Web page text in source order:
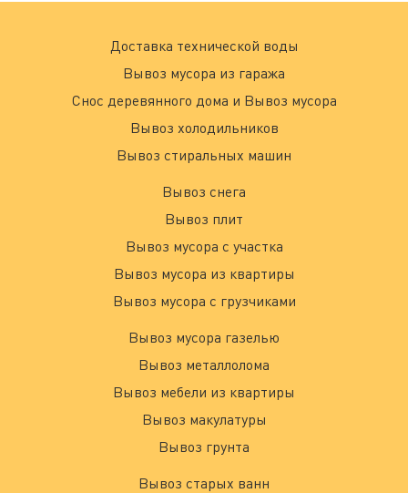
Доставка технической воды
Вывоз мусора из гаража
Снос деревянного дома и Вывоз мусора
Вывоз холодильников
Вывоз стиральных машин
Вывоз снега
Вывоз плит
Вывоз мусора с участка
Вывоз мусора из квартиры
Вывоз мусора с грузчиками
Вывоз мусора газелью
Вывоз металлолома
Вывоз мебели из квартиры
Вывоз макулатуры
Вывоз грунта
Вывоз старых ванн